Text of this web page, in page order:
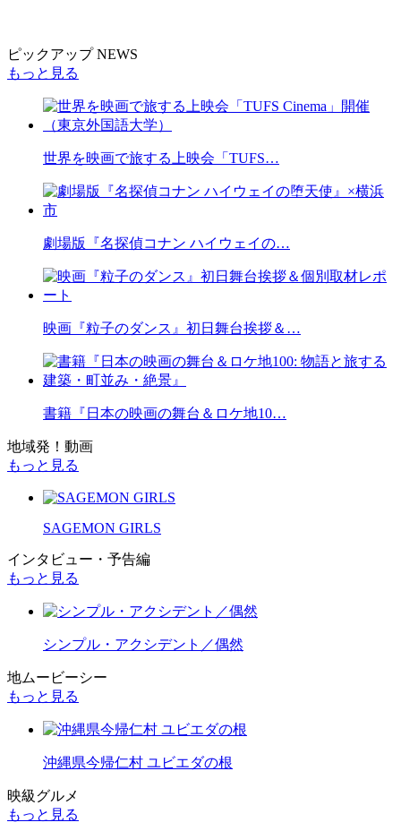
ピックアップ NEWS
もっと見る
世界を映画で旅する上映会「TUFS…
劇場版『名探偵コナン ハイウェイの…
映画『粒子のダンス』初日舞台挨拶＆…
書籍『日本の映画の舞台＆ロケ地10…
地域発！動画
もっと見る
SAGEMON GIRLS
インタビュー・予告編
もっと見る
シンプル・アクシデント／偶然
地ムービーシー
もっと見る
沖縄県今帰仁村 ユビエダの根
映級グルメ
もっと見る